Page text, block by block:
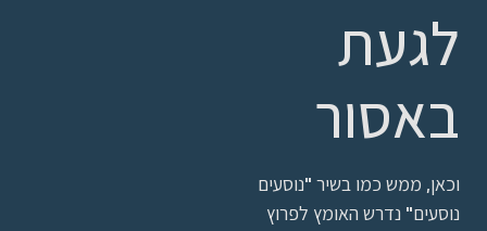
לגעת
באסור
וכאן, ממש כמו בשיר "נוסעים
נוסעים" נדרש האומץ לפרוץ